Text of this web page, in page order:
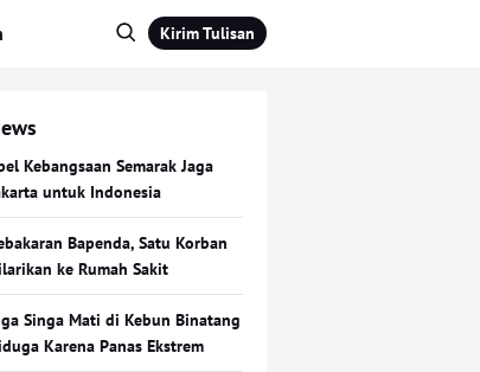
Kirim Tulisan
Kebangsaan Semarak Jaga
untuk Indonesia
Bapenda, Satu Korban
ke Rumah Sakit
Singa Mati di Kebun Binatang
Karena Panas Ekstrem